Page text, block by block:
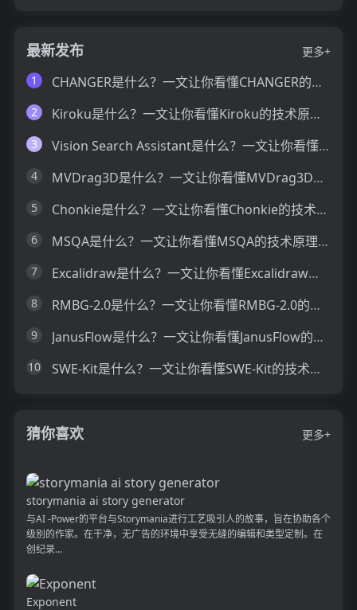
最新发布
更多+
1
CHANGER是什么？一文让你看懂CHANGER的技术原理、主要功能、应用场景
2 Kiroku是什么？一文让你看懂Kiroku的技术原理、主要功能、应用场景
3 Vision Search Assistant是什么？一文让你看懂Vision Search Assistant的技术原理、主要功能、应用场景
4 MVDrag3D是什么？一文让你看懂MVDrag3D的技术原理、主要功能、应用场景
5 Chonkie是什么？一文让你看懂Chonkie的技术原理、主要功能、应用场景
6 MSQA是什么？一文让你看懂MSQA的技术原理、主要功能、应用场景
7 Excalidraw是什么？一文让你看懂Excalidraw的技术原理、主要功能、应用场景
8 RMBG-2.0是什么？一文让你看懂RMBG-2.0的技术原理、主要功能、应用场景
9 JanusFlow是什么？一文让你看懂JanusFlow的技术原理、主要功能、应用场景
10 SWE-Kit是什么？一文让你看懂SWE-Kit的技术原理、主要功能、应用场景
猜你喜欢 更多+
storymania ai story generator
与AI -Power的平台与Storymania进行工艺吸引人的故事，旨在协助各个
级别的作家。在干净，无广告的环境中享受无缝的编辑和类型定制。在
创纪录...
Exponent